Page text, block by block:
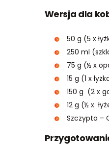
Wersja dla
50 g (5 x
250 ml
75 g (½ x
15 g (1 x
150 g (2 x
12 g (½ x
Szczypta –